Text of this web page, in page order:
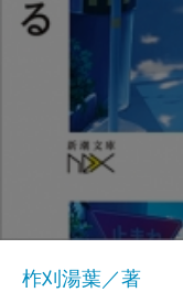
柞刈湯葉／著